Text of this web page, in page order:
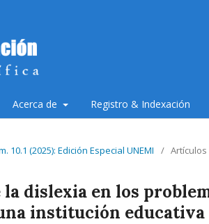
Acerca de Registro & Indexación
10.1 (2025): Edición Especial UNEMI / Artículos
dislexia en los
institución educativa